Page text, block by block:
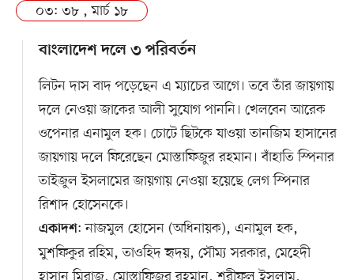
০৩: ৩৮ , মার্চ ১৮
বাংলাদেশ দলে ৩ পরিবর্তন
লিটন দাস বাদ পড়েছেন এ ম্যাচের আগে। তবে তাঁর জায়গায়
দলে নেওয়া জাকের আলী সুযোগ পাননি। খেলবেন আরেক
ওপেনার এনামুল হক। চোটে ছিটকে যাওয়া তানজিম হাসানের
জায়গায় দলে ফিরেছেন মোস্তাফিজুর রহমান। বাঁহাতি স্পিনার
তাইজুল ইসলামের জায়গায় নেওয়া হয়েছে লেগ স্পিনার
রিশাদ হোসেনকে।
একাদশ: নাজমুল হোসেন (অধিনায়ক), এনামুল হক,
মুশফিকুর রহিম, তাওহিদ হৃদয়, সৌম্য সরকার, মেহেদী